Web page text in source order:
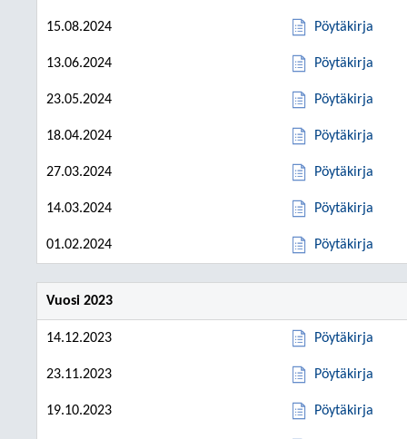
15.08.2024 Pöytäkirja
13.06.2024 Pöytäkirja
23.05.2024 Pöytäkirja
18.04.2024 Pöytäkirja
27.03.2024 Pöytäkirja
14.03.2024 Pöytäkirja
01.02.2024 Pöytäkirja
Vuosi 2023
14.12.2023 Pöytäkirja
23.11.2023 Pöytäkirja
19.10.2023 Pöytäkirja